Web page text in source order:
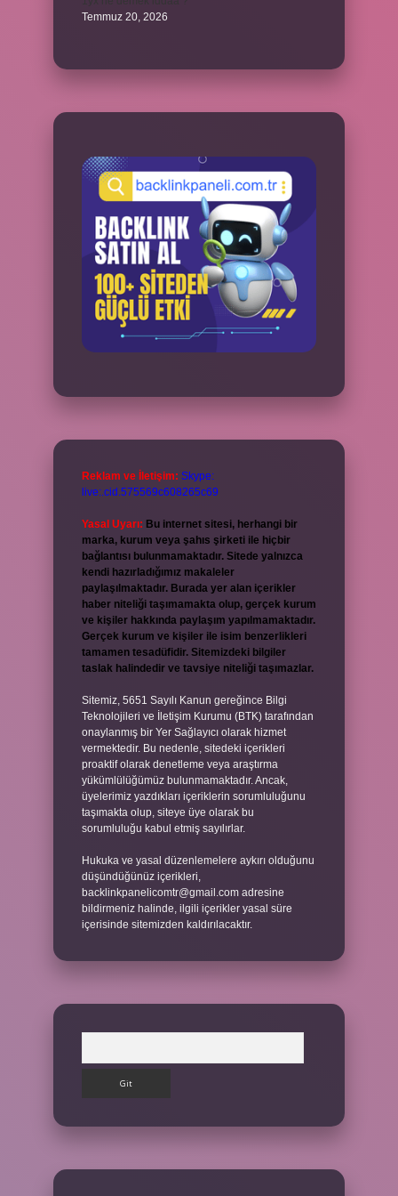
Temmuz 20, 2026
Reklam ve İletişim: Skype:
live:.cid.575569c608265c69
Yasal Uyarı: Bu internet sitesi, herhangi bir
marka, kurum veya şahıs şirketi ile hiçbir
bağlantısı bulunmamaktadır. Sitede yalnızca
kendi hazırladığımız makaleler
paylaşılmaktadır. Burada yer alan içerikler
haber niteliği taşımamakta olup, gerçek kurum
ve kişiler hakkında paylaşım yapılmamaktadır.
Gerçek kurum ve kişiler ile isim benzerlikleri
tamamen tesadüfidir. Sitemizdeki bilgiler
taslak halindedir ve tavsiye niteliği taşımazlar.
Sitemiz, 5651 Sayılı Kanun gereğince Bilgi
Teknolojileri ve İletişim Kurumu (BTK) tarafından
onaylanmış bir Yer Sağlayıcı olarak hizmet
vermektedir. Bu nedenle, sitedeki içerikleri
proaktif olarak denetleme veya araştırma
yükümlülüğümüz bulunmamaktadır. Ancak,
üyelerimiz yazdıkları içeriklerin sorumluluğunu
taşımakta olup, siteye üye olarak bu
sorumluluğu kabul etmiş sayılırlar.
Hukuka ve yasal düzenlemelere aykırı olduğunu
düşündüğünüz içerikleri,
backlinkpanelicomtr@gmail.com adresine
bildirmeniz halinde, ilgili içerikler yasal süre
içerisinde sitemizden kaldırılacaktır.